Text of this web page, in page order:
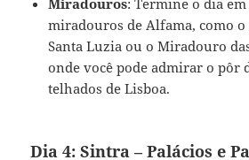
miradouros de Alfama, como
Santa Luzia ou o Miradouro
onde você pode admirar o pôr
telhados de Lisboa.
Dia 4: Sintra – Palácios e